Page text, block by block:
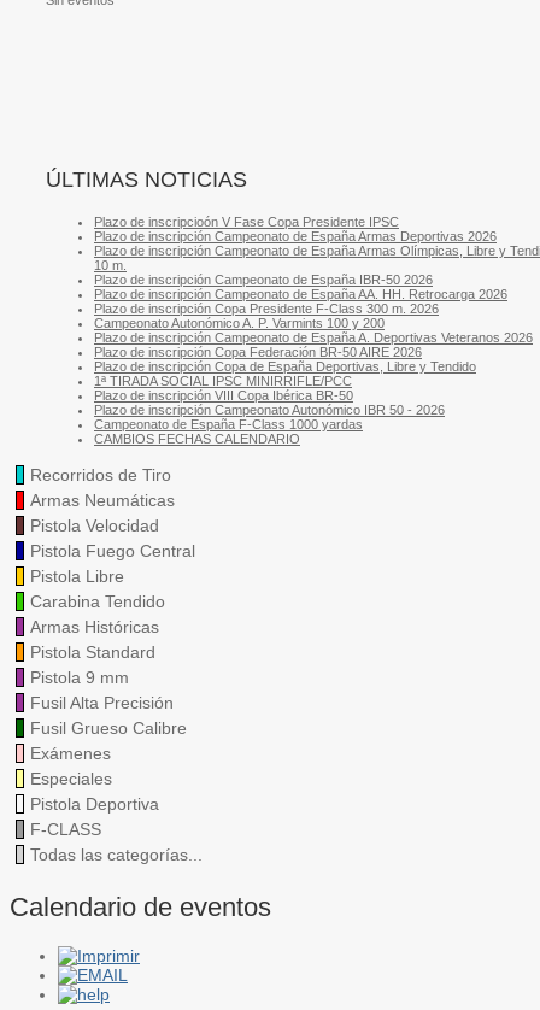
ÚLTIMAS NOTICIAS
Plazo de inscripcioón V Fase Copa Presidente IPSC
Plazo de inscripción Campeonato de España Armas Deportivas 2026
Plazo de inscripción Campeonato de España Armas Olímpicas, Libre y
10 m.
Plazo de inscripción Campeonato de España IBR-50 2026
Plazo de inscripción Campeonato de España AA. HH. Retrocarga 2026
Plazo de inscripción Copa Presidente F-Class 300 m. 2026
Campeonato Autonómico A. P. Varmints 100 y 200
Plazo de inscripción Campeonato de España A. Deportivas Veteranos 2026
Plazo de inscripción Copa Federación BR-50 AIRE 2026
Plazo de inscripción Copa de España Deportivas, Libre y Tendido
1ª TIRADA SOCIAL IPSC MINIRRIFLE/PCC
Plazo de inscripción VIII Copa Ibérica BR-50
Plazo de inscripción Campeonato Autonómico IBR 50 - 2026
Campeonato de España F-Class 1000 yardas
CAMBIOS FECHAS CALENDARIO
Recorridos de Tiro
Armas Neumáticas
Pistola Velocidad
Pistola Fuego Central
Pistola Libre
Carabina Tendido
Armas Históricas
Pistola Standard
Pistola 9 mm
Fusil Alta Precisión
Fusil Grueso Calibre
Exámenes
Especiales
Pistola Deportiva
F-CLASS
Todas las categorías...
Calendario de eventos